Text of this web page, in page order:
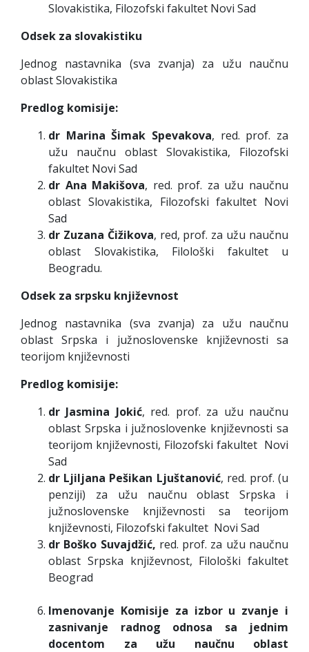
Slovakistika, Filozofski fakultet Novi Sad
Odsek za slovakistiku
Jednog nastavnika (sva zvanja) za užu naučnu
oblast Slovakistika
Predlog komisije:
dr Marina Šimak Spevakova, red. prof. za
užu naučnu oblast Slovakistika, Filozofski
fakultet Novi Sad
dr Ana Makišova, red. prof. za užu naučnu
oblast Slovakistika, Filozofski fakultet Novi
Sad
dr Zuzana Čižikova, red, prof. za užu naučnu
oblast Slovakistika, Filološki fakultet u
Beogradu.
Odsek za srpsku književnost
Jednog nastavnika (sva zvanja) za užu naučnu
oblast Srpska i južnoslovenske književnosti sa
teorijom književnosti
Predlog komisije:
dr Jasmina Jokić, red. prof. za užu naučnu
oblast Srpska i južnoslovenke književnosti sa
teorijom književnosti, Filozofski fakultet Novi
Sad
dr Ljiljana Pešikan Ljuštanović, red. prof. (u
penziji) za užu naučnu oblast Srpska i
južnoslovenske književnosti sa teorijom
književnosti, Filozofski fakultet Novi Sad
dr Boško Suvajdžić, red. prof. za užu naučnu
oblast Srpska književnost, Filološki fakultet
Beograd
Imenovanje Komisije za izbor u zvanje i
zasnivanje radnog odnosa sa jednim
docentom za užu naučnu oblast